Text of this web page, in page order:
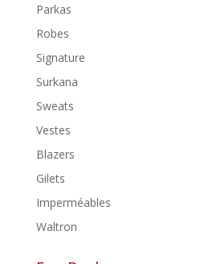
Parkas
Robes
Signature
Surkana
Sweats
Vestes
Blazers
Gilets
Imperméables
Waltron